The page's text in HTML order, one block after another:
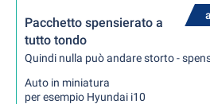
Pacchetto spensierato a
tutto tondo
Quindi nulla può andare storto -
Auto in miniatura
per esempio Hyundai i10